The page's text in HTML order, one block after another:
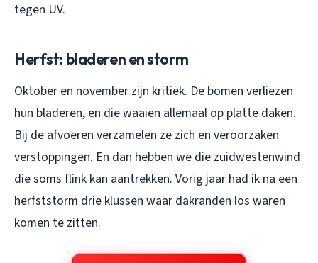
tegen UV.
Herfst: bladeren en storm
Oktober en november zijn kritiek. De bomen verliezen
hun bladeren, en die waaien allemaal op platte daken.
Bij de afvoeren verzamelen ze zich en veroorzaken
verstoppingen. En dan hebben we die zuidwestenwind
die soms flink kan aantrekken. Vorig jaar had ik na een
herfststorm drie klussen waar dakranden los waren
komen te zitten.